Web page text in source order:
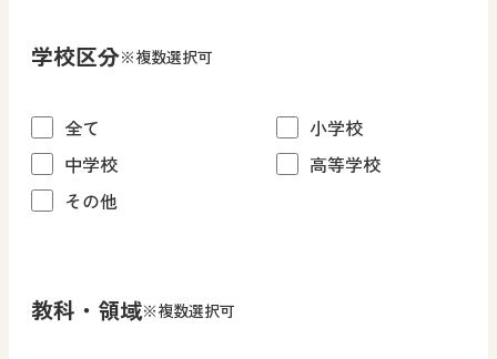
学校区分※複数選択可
全て
小学校
中学校
高等学校
その他
教科・領域※複数選択可